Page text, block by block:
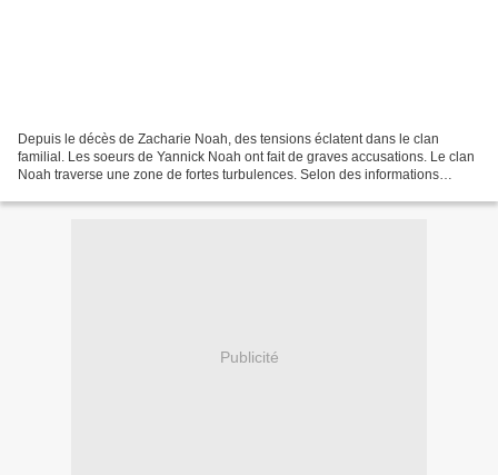
Depuis le décès de Zacharie Noah, des tensions éclatent dans le clan
familial. Les soeurs de Yannick Noah ont fait de graves accusations. Le clan
Noah traverse une zone de fortes turbulences. Selon des informations
Publicité